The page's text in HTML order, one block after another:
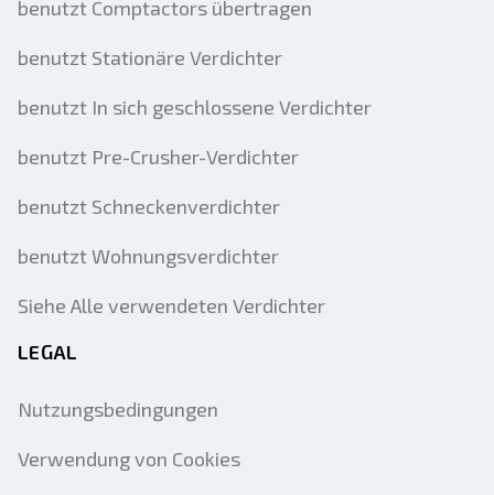
benutzt Comptactors übertragen
benutzt Stationäre Verdichter
benutzt In sich geschlossene Verdichter
benutzt Pre-Crusher-Verdichter
benutzt Schneckenverdichter
benutzt Wohnungsverdichter
Siehe Alle verwendeten Verdichter
LEGAL
Nutzungsbedingungen
Verwendung von Cookies